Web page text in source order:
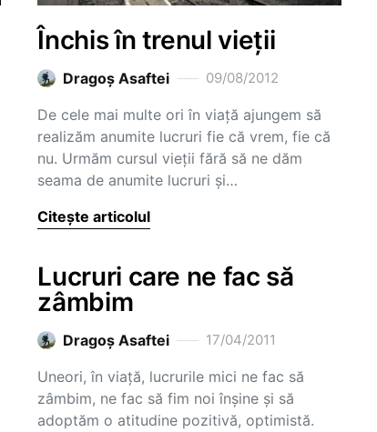
Închis în trenul vieții
Dragoş Asaftei 09/08/2012
De cele mai multe ori în viață ajungem să
realizăm anumite lucruri fie că vrem, fie că
nu. Urmăm cursul vieții fără să ne dăm
seama de anumite lucruri și…
Citește articolul
Lucruri care ne fac să
zâmbim
Dragoş Asaftei 17/04/2011
Uneori, în viață, lucrurile mici ne fac să
zâmbim, ne fac să fim noi înșine și să
adoptăm o atitudine pozitivă, optimistă.